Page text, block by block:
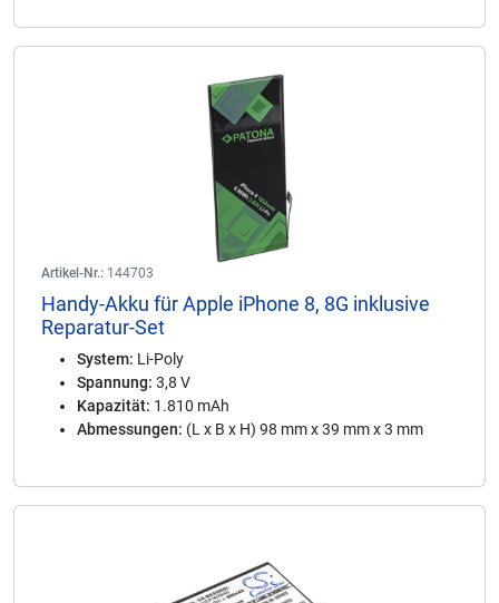
Artikel-Nr.: 144703
Handy-Akku für Apple iPhone 8, 8G inklusive
Reparatur-Set
System: Li-Poly
Spannung: 3,8 V
Kapazität: 1.810 mAh
Abmessungen: (L x B x H) 98 mm x 39 mm x 3 mm